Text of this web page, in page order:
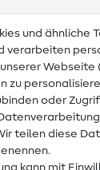
und ähnliche
verarbeiten
Webseite
zu
oder
teilen diese
kann mit